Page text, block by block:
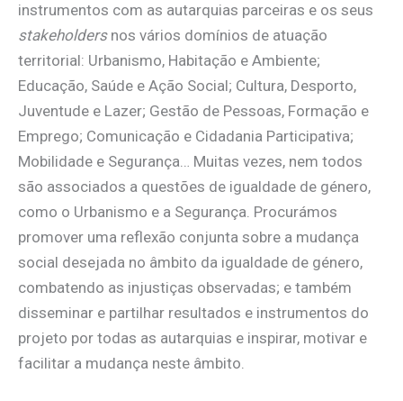
instrumentos com as autarquias parceiras e os seus
stakeholdersnos vários domínios de atuação
territorial: Urbanismo, Habitação e Ambiente;
Educação, Saúde e Ação Social; Cultura, Desporto,
Juventude e Lazer; Gestão de Pessoas, Formação e
Emprego; Comunicação e Cidadania Participativa;
Mobilidade e Segurança… Muitas vezes, nem todos
são associados a questões de igualdade de género,
como o Urbanismo e a Segurança. Procurámos
promover uma reflexão conjunta sobre a mudança
social desejada no âmbito da igualdade de género,
combatendo as injustiças observadas; e também
disseminar e partilhar resultados e instrumentos do
projeto por todas as autarquias e inspirar, motivar e
facilitar a mudança neste âmbito.